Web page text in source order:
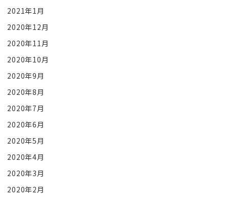
2021年1月
2020年12月
2020年11月
2020年10月
2020年9月
2020年8月
2020年7月
2020年6月
2020年5月
2020年4月
2020年3月
2020年2月